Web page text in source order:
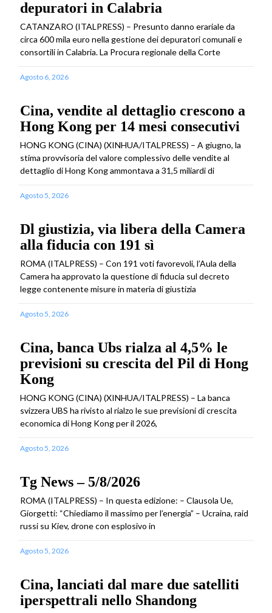
depuratori in Calabria
CATANZARO (ITALPRESS) – Presunto danno erariale da
circa 600 mila euro nella gestione dei depuratori comunali e
consortili in Calabria. La Procura regionale della Corte
Agosto 6, 2026
Cina, vendite al dettaglio crescono a
Hong Kong per 14 mesi consecutivi
HONG KONG (CINA) (XINHUA/ITALPRESS) – A giugno, la
stima provvisoria del valore complessivo delle vendite al
dettaglio di Hong Kong ammontava a 31,5 miliardi di
Agosto 5, 2026
Dl giustizia, via libera della Camera
alla fiducia con 191 sì
ROMA (ITALPRESS) – Con 191 voti favorevoli, l’Aula della
Camera ha approvato la questione di fiducia sul decreto
legge contenente misure in materia di giustizia
Agosto 5, 2026
Cina, banca Ubs rialza al 4,5% le
previsioni su crescita del Pil di Hong
Kong
HONG KONG (CINA) (XINHUA/ITALPRESS) – La banca
svizzera UBS ha rivisto al rialzo le sue previsioni di crescita
economica di Hong Kong per il 2026,
Agosto 5, 2026
Tg News – 5/8/2026
ROMA (ITALPRESS) – In questa edizione: – Clausola Ue,
Giorgetti: “Chiediamo il massimo per l’energia” – Ucraina, raid
russi su Kiev, drone con esplosivo in
Agosto 5, 2026
Cina, lanciati dal mare due satelliti
iperspettrali nello Shandong